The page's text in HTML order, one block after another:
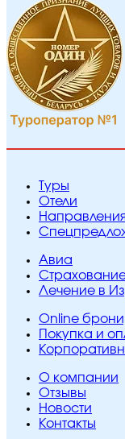
Туры
Отели
Направления
Авиа
Лечение в
Online
Покупка и
O компании
Отзывы
Новости
Контакты